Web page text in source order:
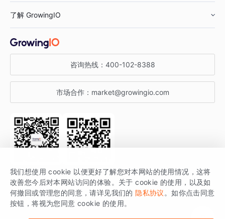
汽车行业
金融行业
智能运营
获客分析
增长公开课
增长博客
开发者文档
SDK 文档
场景指南
了解 GrowingIO
关于 GrowingIO
增长大会
行业活动
咨询热线： 400-102-8388
市场合作： market@growingio.com
关注公众号 获取更多干货
GrowingIO 是专注于数据智能分析与增长的品牌，核心平台为 GrowingIO
分析云。
我们想使用 cookie 以便更好了解您对本网站的使用情况，这将
改善您今后对本网站访问的体验。关于 cookie 的使用，以及如
何撤回或管理您的同意，请详见我们的 隐私协议 。如你点击同意
按钮，将视为您同意 cookie 的使用。